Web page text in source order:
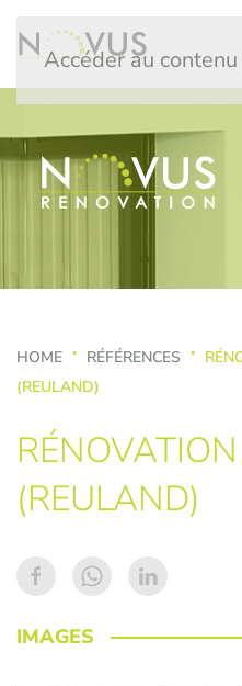
Accéder au
HOME RÉFÉRENCES
(REULAND)
(REULAND)
IMAGES